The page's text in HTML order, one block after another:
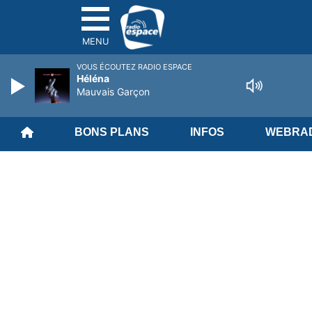
MENU
BONS PLANS INFOS
VOUS ÉCOUTEZ RADIO ESPACE
Héléna
Mauvais Garçon